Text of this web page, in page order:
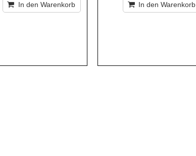
In den Warenkorb In den Warenkorb